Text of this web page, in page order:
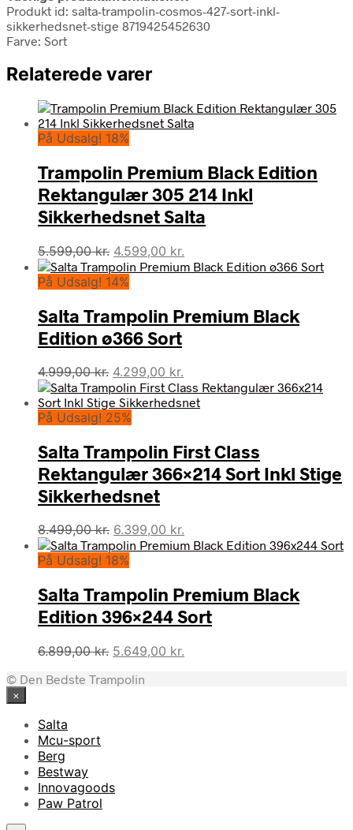
Produkt id: salta-trampolin-cosmos-427-sort-inkl-
sikkerhedsnet-stige 8719425452630
Farve: Sort
Relaterede varer
På Udsalg! 18%
Trampolin Premium Black Edition
Rektangulær 305 214 Inkl
Sikkerhedsnet Salta
5.599,00kr. Den
oprindelige
pris
5.599,00 kr..
4.599,00 kr.
aktuelle
4.599,00 kr..
På Udsalg! 14%
Salta Trampolin Premium Black
Edition ø366 Sort
4.999,00kr. Den
oprindelige
pris
var:
4.299,00 kr.
aktuelle
pris
På Udsalg! 25%
Salta Trampolin First Class
Rektangulær 366×214 Sort Inkl Stige
Sikkerhedsnet
8.499,00kr. Den
oprindelige
pris
8.499,00 kr..
6.399,00 kr.
aktuelle
6.399,00 kr..
På Udsalg! 18%
Salta Trampolin Premium Black
Edition 396×244 Sort
6.899,00kr. Den
pris
5.649,00 kr.
© Den Bedste Trampolin
×
Salta
Mcu-sport
Berg
Bestway
Innovagoods
Paw Patrol